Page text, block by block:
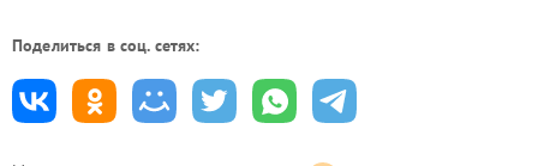
Поделиться в соц. сетях: